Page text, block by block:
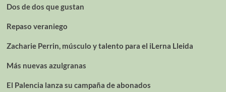
Dos de dos que gustan
Repaso veraniego
Zacharie Perrin, músculo y talento para el iLerna Lleida
Más nuevas azulgranas
El Palencia lanza su campaña de abonados